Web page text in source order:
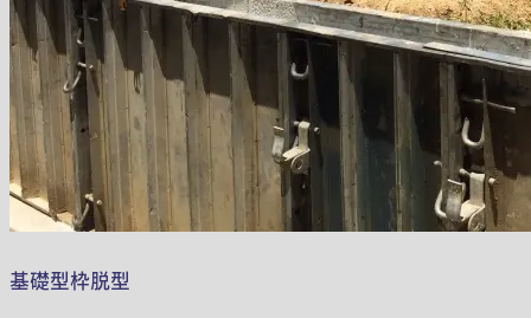
基礎型枠脱型